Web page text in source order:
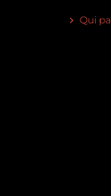
Qui